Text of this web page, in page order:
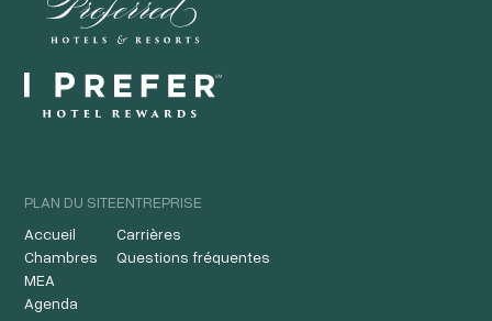
PLAN DU SITE
Accueil
Chambres
MEA
Agenda
ENTREPRISE
Carrières
Questions fréquentes